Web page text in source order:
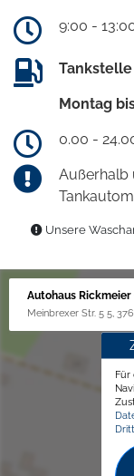
9:00 -
Tankstelle
Montag
0.00 -
Außerhalb
Unsere
Autohaus Rickmeier
Meinbrexer Str. 5 5,
Für